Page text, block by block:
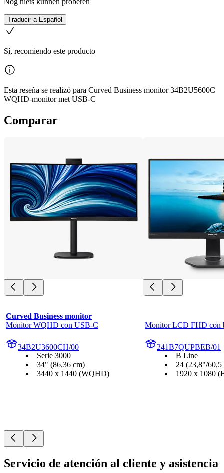
Nog niets kunnen proberen
Traducir a Español
Sí, recomiendo este producto
Esta reseña se realizó para Curved Business monitor 34B2U5600C
WQHD-monitor met USB-C
Comparar
Curved Business monitor
Monitor WQHD con USB-C
34B2U3600CH/00
Serie 3000
34" (86,36 cm)
3440 x 1440 (WQHD)
Monitor LCD FHD con
241B7QUPBEB/01
B Line
24 (23,8"/60,5
1920 x 1080
Servicio de atención al cliente y asistencia